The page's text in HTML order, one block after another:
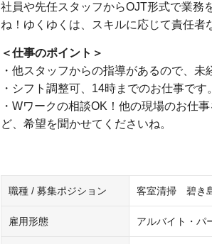
社員や先任スタッフからOJT形式で業務
ね！ゆくゆくは、スキルに応じて責任者
＜仕事のポイント＞
・他スタッフからの指導があるので、未
・シフト調整可、14時までのお仕事で
・Wワークの相談OK！他の現場のお仕
ど、希望を聞かせてくださいね。
職種 / 募集ポジション 客室清掃 碧き
雇用形態 アルバイト・パ